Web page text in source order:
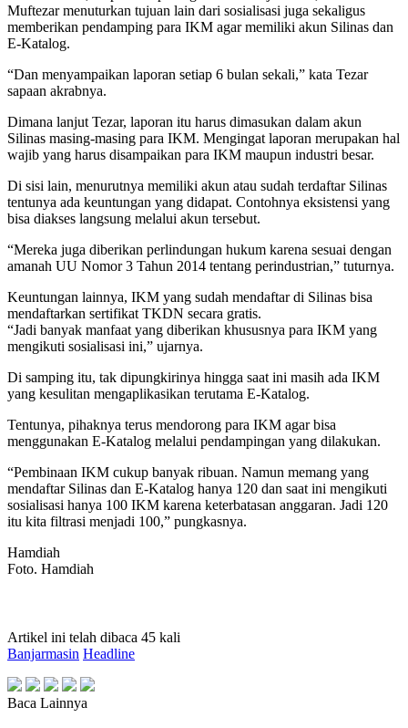
Muftezar menuturkan tujuan lain dari sosialisasi juga sekaligus
memberikan pendamping para IKM agar memiliki akun Silinas dan
E-Katalog.
“Dan menyampaikan laporan setiap 6 bulan sekali,” kata Tezar
sapaan akrabnya.
Dimana lanjut Tezar, laporan itu harus dimasukan dalam akun
Silinas masing-masing para IKM. Mengingat laporan merupakan hal
wajib yang harus disampaikan para IKM maupun industri besar.
Di sisi lain, menurutnya memiliki akun atau sudah terdaftar Silinas
tentunya ada keuntungan yang didapat. Contohnya eksistensi yang
bisa diakses langsung melalui akun tersebut.
“Mereka juga diberikan perlindungan hukum karena sesuai dengan
amanah UU Nomor 3 Tahun 2014 tentang perindustrian,” tuturnya.
Keuntungan lainnya, IKM yang sudah mendaftar di Silinas bisa
mendaftarkan sertifikat TKDN secara gratis.
“Jadi banyak manfaat yang diberikan khususnya para IKM yang
mengikuti sosialisasi ini,” ujarnya.
Di samping itu, tak dipungkirinya hingga saat ini masih ada IKM
yang kesulitan mengaplikasikan terutama E-Katalog.
Tentunya, pihaknya terus mendorong para IKM agar bisa
menggunakan E-Katalog melalui pendampingan yang dilakukan.
“Pembinaan IKM cukup banyak ribuan. Namun memang yang
mendaftar Silinas dan E-Katalog hanya 120 dan saat ini mengikuti
sosialisasi hanya 100 IKM karena keterbatasan anggaran. Jadi 120
itu kita filtrasi menjadi 100,” pungkasnya.
Hamdiah
Foto. Hamdiah
Artikel ini telah dibaca 45 kali
Banjarmasin Headline
Baca Lainnya